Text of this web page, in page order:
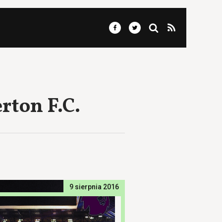
F.C.
9 sierpnia 2016